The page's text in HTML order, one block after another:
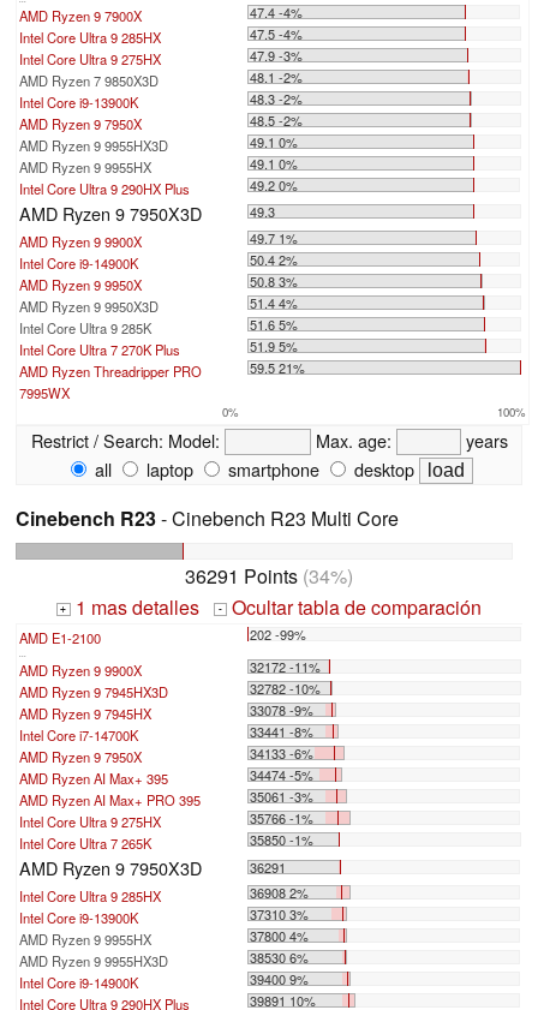
AMD Ryzen 9 7900X
47.4 -4%
Intel Core Ultra 9 285HX
47.5 -4%
Intel Core Ultra 9 275HX
47.9 -3%
AMD Ryzen 7 9850X3D
48.1 -2%
Intel Core i9-13900K
48.3 -2%
AMD Ryzen 9 7950X
48.5 -2%
AMD Ryzen 9 9955HX3D
49.1 0%
AMD Ryzen 9 9955HX
49.1 0%
Intel Core Ultra 9 290HX Plus
49.2 0%
AMD Ryzen 9 7950X3D
49.3
AMD Ryzen 9 9900X
49.7 1%
Intel Core i9-14900K
50.4 2%
AMD Ryzen 9 9950X
50.8 3%
AMD Ryzen 9 9950X3D
51.4 4%
Intel Core Ultra 9 285K
51.6 5%
Intel Core Ultra 7 270K Plus
51.9 5%
AMD Ryzen Threadripper PRO
7995WX
59.5 21%
0% 100%
Restrict / Search: Model: Max. age:
years
all
laptop smartphone desktop
Cinebench R23- Cinebench R23 Multi Core
36291 Points (34%)
+ 1 mas detalles - Ocultar tabla de comparación
AMD E1-2100 202 -99%
...
AMD Ryzen 9 9900X
32172 -11%
AMD Ryzen 9 7945HX3D
32782 -10%
AMD Ryzen 9 7945HX
33078 -9%
Intel Core i7-14700K
33441 -8%
AMD Ryzen 9 7950X
34133 -6%
AMD Ryzen AI Max+ 395
34474 -5%
AMD Ryzen AI Max+ PRO 395
35061 -3%
Intel Core Ultra 9 275HX
35766 -1%
Intel Core Ultra 7 265K
35850 -1%
AMD Ryzen 9 7950X3D
36291
Intel Core Ultra 9 285HX
36908 2%
Intel Core i9-13900K
37310 3%
AMD Ryzen 9 9955HX
37800 4%
AMD Ryzen 9 9955HX3D
38530 6%
Intel Core i9-14900K
39400 9%
Intel Core Ultra 9 290HX Plus
39891 10%